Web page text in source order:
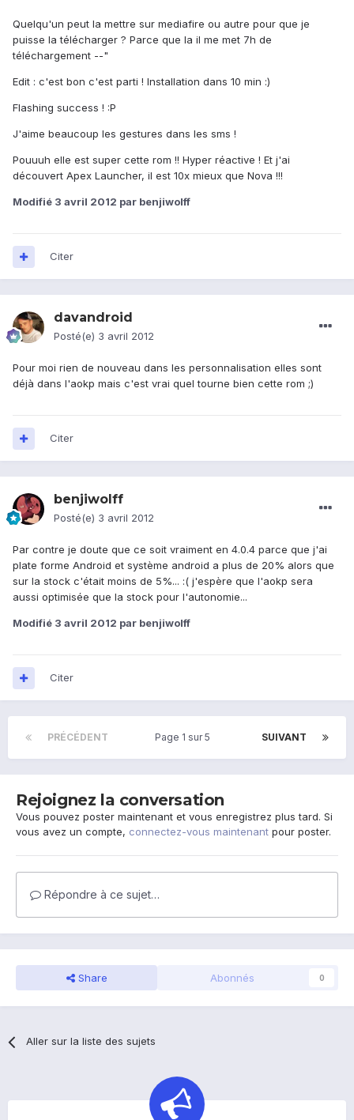
Quelqu'un peut la mettre sur mediafire ou autre pour que je
puisse la télécharger ? Parce que la il me met 7h de
téléchargement --"
Edit : c'est bon c'est parti ! Installation dans 10 min :)
Flashing success ! :P
J'aime beaucoup les gestures dans les sms !
Pouuuh elle est super cette rom !! Hyper réactive ! Et j'ai
découvert Apex Launcher, il est 10x mieux que Nova !!!
Modifié 3 avril 2012 par benjiwolff
Citer
davandroid
Posté(e) 3 avril 2012
Pour moi rien de nouveau dans les personnalisation elles sont
déjà dans l'aokp mais c'est vrai quel tourne bien cette rom ;)
Citer
benjiwolff
Posté(e) 3 avril 2012
Par contre je doute que ce soit vraiment en 4.0.4 parce que j'ai
plate forme Android et système android a plus de 20% alors que
sur la stock c'était moins de 5%... :( j'espère que l'aokp sera
aussi optimisée que la stock pour l'autonomie...
Modifié 3 avril 2012 par benjiwolff
Citer
PRÉCÉDENT SUIVANT
Page 1 sur 5
Rejoignez la conversation
Vous pouvez poster maintenant et vous enregistrez plus tard. Si
vous avez un compte, connectez-vous maintenant pour poster.
Répondre à ce sujet…
Share Abonnés 0
Aller sur la liste des sujets